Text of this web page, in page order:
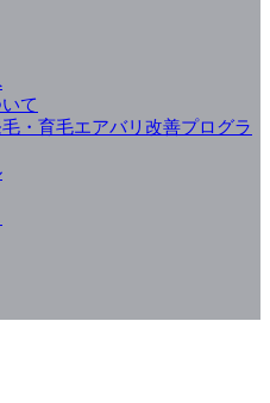
て
・育毛エアバリ改善プログラ